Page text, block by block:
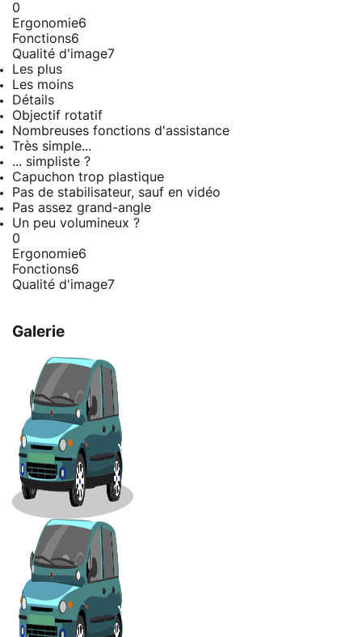
0
Ergonomie6
Fonctions6
Qualité d'image7
Les plus
Les moins
Détails
Objectif rotatif
Nombreuses fonctions d'assistance
Très simple...
... simpliste ?
Capuchon trop plastique
Pas de stabilisateur, sauf en vidéo
Pas assez grand-angle
Un peu volumineux ?
0
Ergonomie6
Fonctions6
Qualité d'image7
Galerie